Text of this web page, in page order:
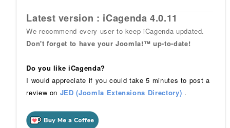
Latest version : iCagenda 4.0.11
We recommend every user to keep iCagenda updated.
Don't forget to have your Joomla!™ up-to-date!
Do you like iCagenda?
I would appreciate if you could take 5 minutes to post a
review on JED (Joomla Extensions Directory) .